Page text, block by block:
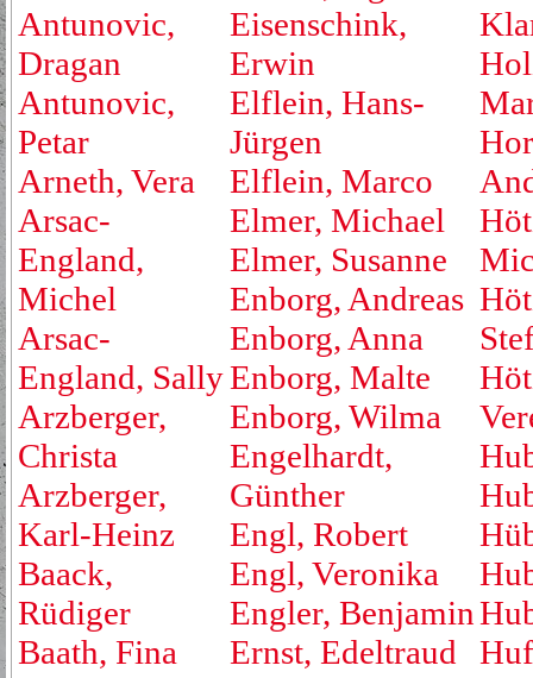
Antunovic,
Dragan
Antunovic,
Petar
Arneth, Vera
Arsac-
England,
Michel
Arsac-
England, Sally
Arzberger,
Christa
Arzberger,
Karl-Heinz
Baack,
Rüdiger
Baath, Fina
Eisenschink,
Erwin
Elflein, Hans-
Jürgen
Elflein, Marco
Elmer, Michael
Elmer, Susanne
Enborg, Andreas
Enborg, Anna
Enborg, Malte
Enborg, Wilma
Engelhardt,
Günther
Engl, Robert
Engl, Veronika
Engler, Benjamin
Ernst, Edeltraud